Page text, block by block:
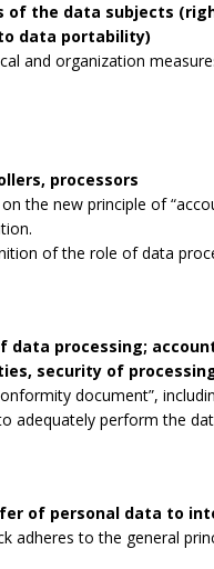
of the data subjects
data portability)
and organization
processors
the new principle of
of the role of data
data processing;
security of
document”,
adequately perform the
of personal data to
adheres to the general